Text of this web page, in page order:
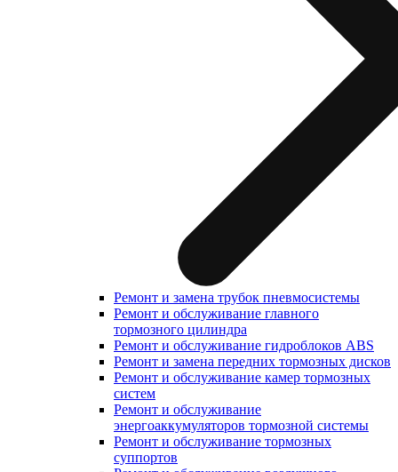
Ремонт и замена трубок пневмосистемы
Ремонт и обслуживание главного
тормозного цилиндра
Ремонт и обслуживание гидроблоков ABS
Ремонт и замена передних тормозных дисков
Ремонт и обслуживание камер тормозных
систем
Ремонт и обслуживание
энергоаккумуляторов тормозной системы
Ремонт и обслуживание тормозных
суппортов